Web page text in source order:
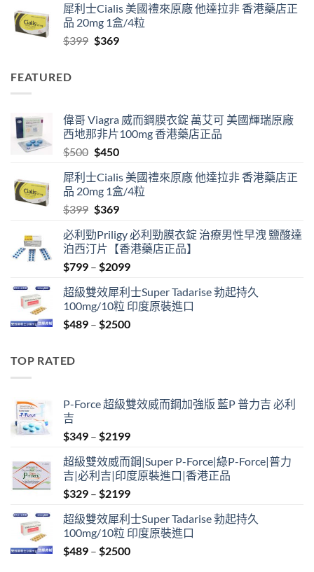
$799
through
犀利士Cialis 美國禮來原廠 他達拉非 香港藥店正
品 20mg 1盒/4粒
$399 Original
$369Current
FEATURED
偉哥 Viagra 威而鋼膜衣錠 萬艾可 美國輝瑞原廠
西地那非片100mg 香港藥店正品
$500 Original
was:
$500.
$450Current
is:
$450.
犀利士Cialis 美國禮來原廠 他達拉非 香港藥店正
品 20mg 1盒/4粒
$399 Original
was:
$399.
$369Current
is:
$369.
必利勁Priligy 必利勁膜衣錠 治療男性早洩 鹽酸達
泊西汀片【香港藥店正品】
$799 – $2099Price
$799
through
$2099
超級雙效犀利士Super Tadarise 勃起持久
100mg/10粒 印度原裝進口
$489 – $2500Price
TOP RATED
P-Force 超級雙效威而鋼加強版 藍P 普力吉 必利
吉
$349 – $2199Price
$349
through
$2199
超級雙效威而鋼|Super P-Force|綠P-Force|普力
吉|必利吉|印度原裝進口|香港正品
$329 – $2199Price
$329
through
$2199
超級雙效犀利士Super Tadarise 勃起持久
100mg/10粒 印度原裝進口
$489 – $2500Price